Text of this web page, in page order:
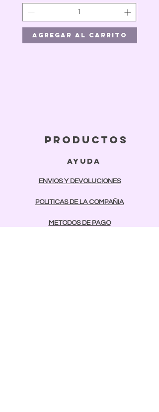
Agregar al carrito
productos
ayuda
ENVIOS Y DEVOLUCIONES
POLITICAS DE LA COMPAÑIA
METODOS DE PAGO